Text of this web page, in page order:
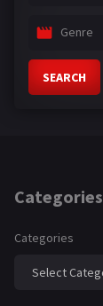
Genre
SEARCH
Categories
Categories